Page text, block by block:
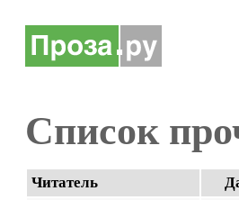
Список
Читатель